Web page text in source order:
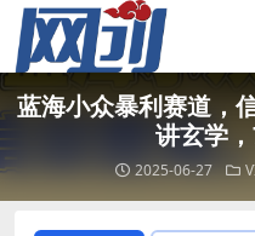
蓝海小众暴利赛道，
讲玄学
2025-06-27